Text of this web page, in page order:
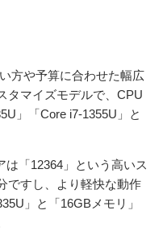
方や予算に合わせた幅広
タマイズモデルで、CPU
」「Core i7-1355U」と
「12364」という高いス
ですし、より軽快な動作
」と「16GBメモリ」